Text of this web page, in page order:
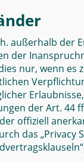
außerhalb der
der
nur, wenn
der Art. 44
offiziell
das